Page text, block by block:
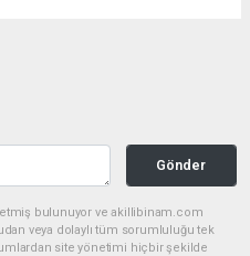
Gönder
etmiş bulunuyor ve akillibinam.com
veya dolaylı tüm sorumluluğu tek
site yönetimi hiçbir şekilde